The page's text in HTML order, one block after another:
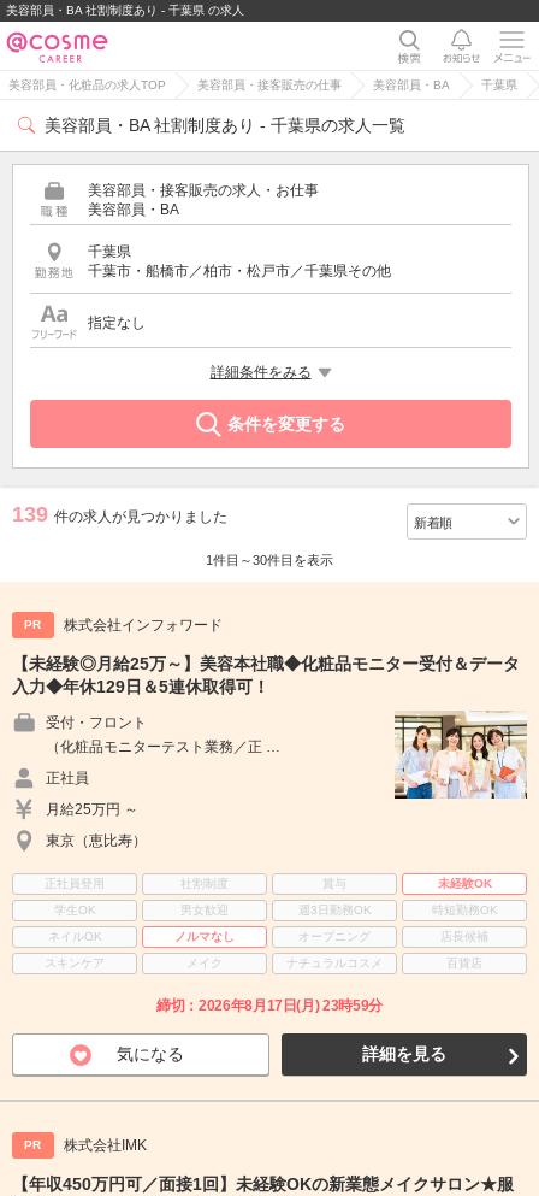
美容部員・BA 社割制度あり - 千葉県 の求人
美容部員・化粧品の求人TOP 美容部員・接客販売の仕事 美容部員・BA 千葉県
美容部員・BA 社割制度あり - 千葉県の求人一覧
美容部員・接客販売の求人・お仕事
美容部員・BA
千葉県
千葉市・船橋市／柏市・松戸市／千葉県その他
指定なし
詳細条件をみる
条件を変更する
139 件の求人が見つかりました
1件目～30件目を表示
PR 株式会社インフォワード
【未経験◎月給25万～】美容本社職◆化粧品モニター受付＆データ
入力◆年休129日＆5連休取得可！
受付・フロント
（化粧品モニターテスト業務／正 …
正社員
月給25万円 ～
東京（恵比寿）
正社員登用 社割制度 賞与
未経験OK
学生OK
男女歓迎 週3日勤務OK
時短勤務OK
ネイルOK
ノルマなし オープニング
店長候補
スキンケア
メイク ナチュラルコスメ 百貨店
締切：2026年8月17日(月) 23時59分
気になる 詳細を見る
PR 株式会社IMK
【年収450万円可／面接1回】未経験OKの新業態メイクサロン★服